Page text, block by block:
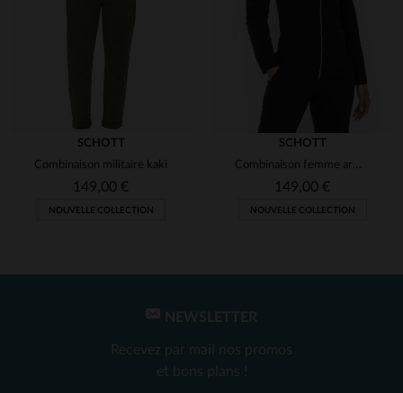
SCHOTT
Combinaison militaire kaki
149,00 €
NOUVELLE COLLECTION
SCHOTT
Combinaison femme army noire
149,00 €
NOUVELLE COLLECTION
NEWSLETTER
Recevez par mail nos promos
et bons plans !